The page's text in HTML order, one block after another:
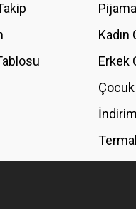
Kadın
Erkek